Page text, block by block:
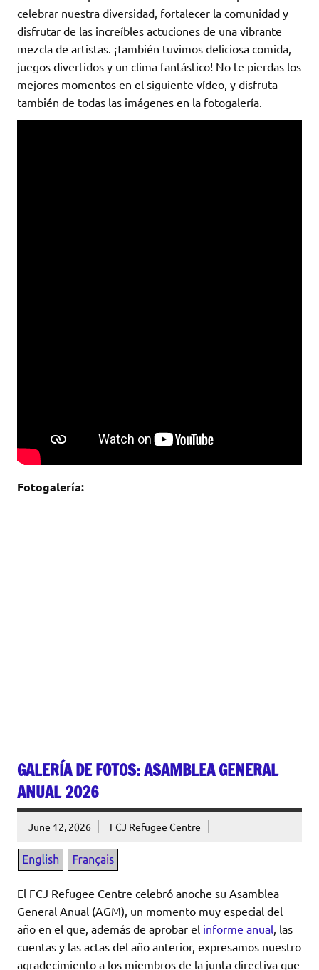
celebrar nuestra diversidad, fortalecer la comunidad y
disfrutar de las increíbles actuciones de una vibrante
mezcla de artistas. ¡También tuvimos deliciosa comida,
juegos divertidos y un clima fantástico! No te pierdas los
mejores momentos en el siguiente vídeo, y disfruta
también de todas las imágenes en la fotogalería.
Fotogalería:
GALERÍA DE FOTOS: ASAMBLEA GENERAL
ANUAL 2026
June 12, 2026 FCJ Refugee Centre
El FCJ Refugee Centre celebró anoche su Asamblea
General Anual (AGM), un momento muy especial del
año en el que, además de aprobar el informe anual, las
cuentas y las actas del año anterior, expresamos nuestro
agradecimiento a los miembros de la junta directiva que